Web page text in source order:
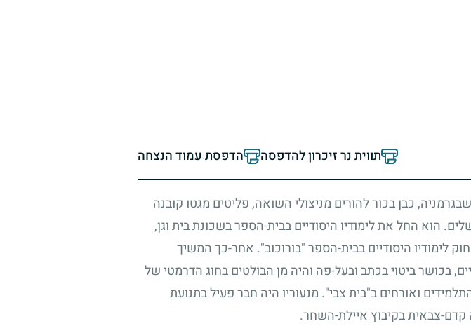
תווית נר זיכרון להדפסה הדפסת עמוד הנצחה
כבן בכור להורים מניצולי השואה, פליטים מגטו קובנה
החל את לימודיו היסודיים בבית-הספר בשכונת בית וגן,
היסודיים בבית-הספר "בורוכוב". אחר-כך המשיך
בכושר ביטוי בכתב ובעל-פה והיה מן הבולטים בחוג הדרמטי של
ואורחים ב"בית צבי". מנעוריו היה חבר פעיל בתנועת
קדם-צבאית בקיבוץ איילת-השחר.